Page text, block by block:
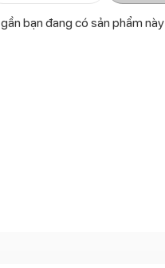
gần bạn đang có sản phẩm này